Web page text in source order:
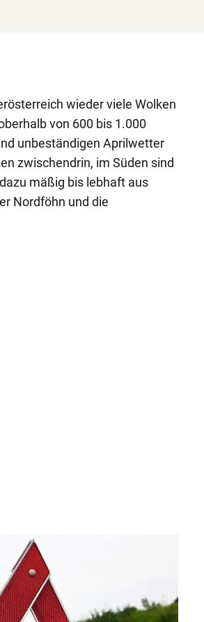
wieder viele Wolken
von 600 bis 1.000
unbeständigen Aprilwetter
zwischendrin, im Süden sind
mäßig bis lebhaft aus
Nordföhn und die